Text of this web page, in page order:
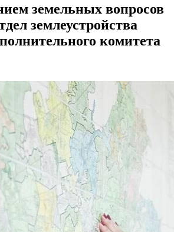
земельных вопросов
землеустройства
комитета